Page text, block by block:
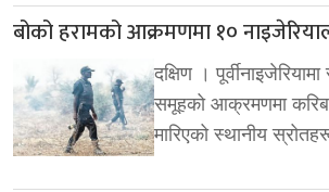
बोको हरामको आक्रमणमा १०
दक्षिण ।
समूहको आक्रमणमा
मारिएको स्थानीय